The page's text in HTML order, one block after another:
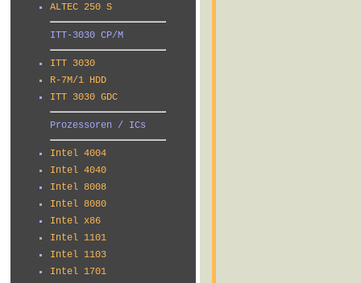
ALTEC 250 S
ITT-3030 CP/M
ITT 3030
R-7M/1 HDD
ITT 3030 GDC
Prozessoren / ICs
Intel 4004
Intel 4040
Intel 8008
Intel 8080
Intel x86
Intel 1101
Intel 1103
Intel 1701